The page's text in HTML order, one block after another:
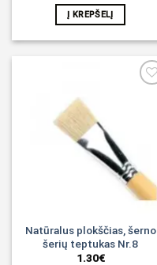
Į KREPŠELĮ
Natūralus plokščias, šerno
šerių teptukas Nr.8
1.30€